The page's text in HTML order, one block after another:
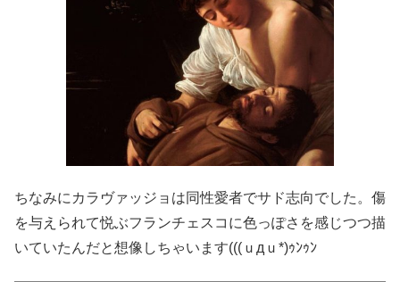
ちなみにカラヴァッジョは同性愛者でサド志向でした。傷
を与えられて悦ぶフランチェスコに色っぽさを感じつつ描
いていたんだと想像しちゃいます(((ｕдｕ*)ｩﾝｩﾝ